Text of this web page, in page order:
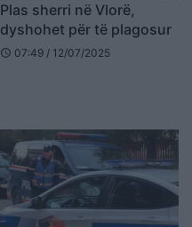
Plas sherri në Vlorë,
dyshohet për të plagosur
schedule 07:49 / 12/07/2025